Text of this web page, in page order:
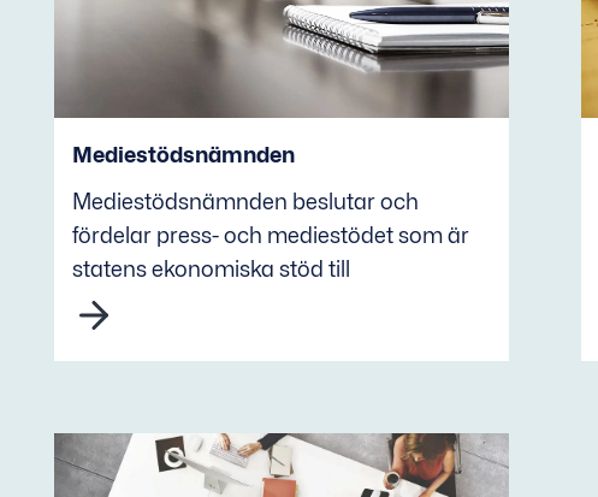
Mediestödsnämnden
Mediestödsnämnden beslutar och
fördelar press- och mediestödet som är
statens ekonomiska stöd till
nyhetsmedier.